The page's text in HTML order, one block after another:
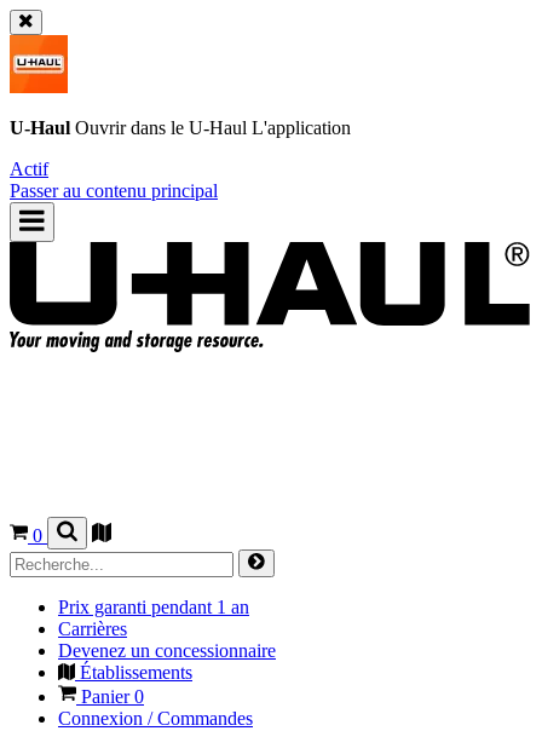
U-Haul Ouvrir dans le U-Haul L'application
Actif
Passer au contenu principal
0
Prix garanti pendant 1 an
Carrières
Devenez un concessionnaire
Établissements
Panier0
Connexion / Commandes